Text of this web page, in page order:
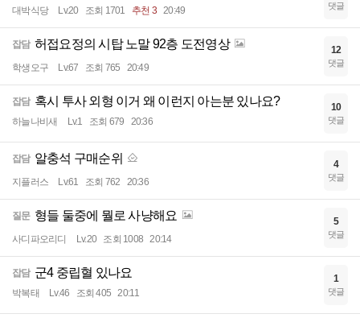
대박식당 Lv.20 조회 1701 추천 3 20:49 댓글
잡담 허접요정의 시탑 노말 92층 도전영상
학생오구 Lv.67 조회 765 20:49
12
댓글
잡담 혹시 투사 외형 이거 왜 이런지 아는분 있나요?
하늘나비새 Lv.1 조회 679 20:36
10
댓글
잡담 알충석 구매순위
지플러스 Lv.61 조회 762 20:36
4
댓글
질문 형들 둘중에 뭘로 사냥해요
사디파오리디 Lv.20 조회 1008 20:14
5
댓글
잡담 군4 중립혈 있나요
박복태 Lv.46 조회 405 20:11
1
댓글